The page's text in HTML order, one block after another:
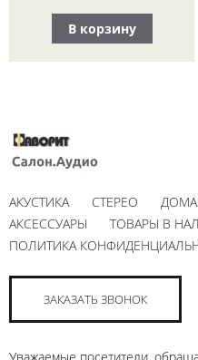
В корзину
АКУСТИКА СТЕРЕО
АКСЕССУАРЫ
ТОВАРЫ В
ПОЛИТИКА
ЗАКАЗАТЬ ЗВОНОК